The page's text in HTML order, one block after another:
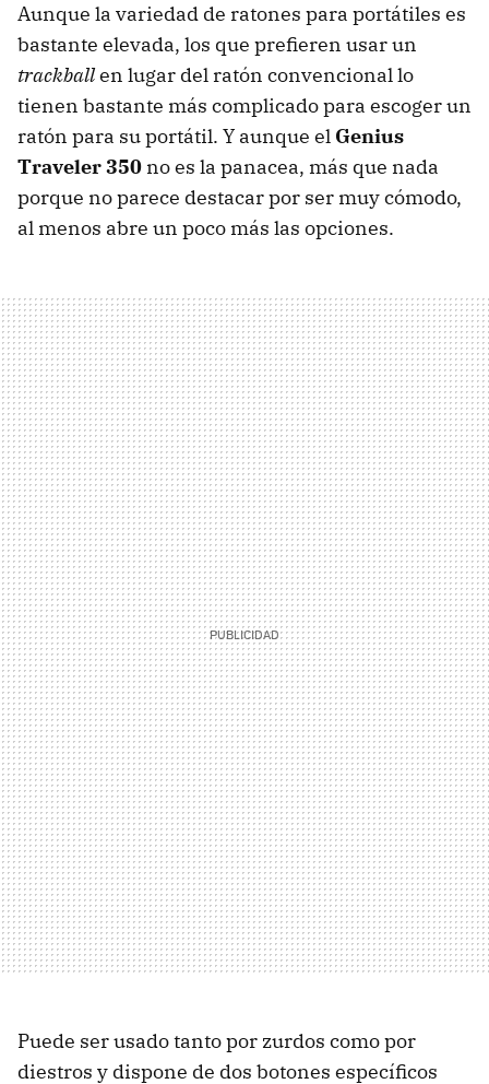
Aunque la variedad de ratones para portátiles es
bastante elevada, los que prefieren usar un
trackballen lugar del ratón convencional lo
tienen bastante más complicado para escoger un
ratón para su portátil. Y aunque el Genius
Traveler 350 no es la panacea, más que nada
porque no parece destacar por ser muy cómodo,
al menos abre un poco más las opciones.
Puede ser usado tanto por zurdos como por
diestros y dispone de dos botones específicos